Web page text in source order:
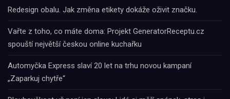
Redesign obalu. Jak změna etikety dokáže oživit značku.
Vařte z toho, co máte doma: Projekt GeneratorReceptu.cz
spouští největší českou online kuchařku
Automyčka Express slaví 20 let na trhu novou kampaní
„Zaparkuj chytře“